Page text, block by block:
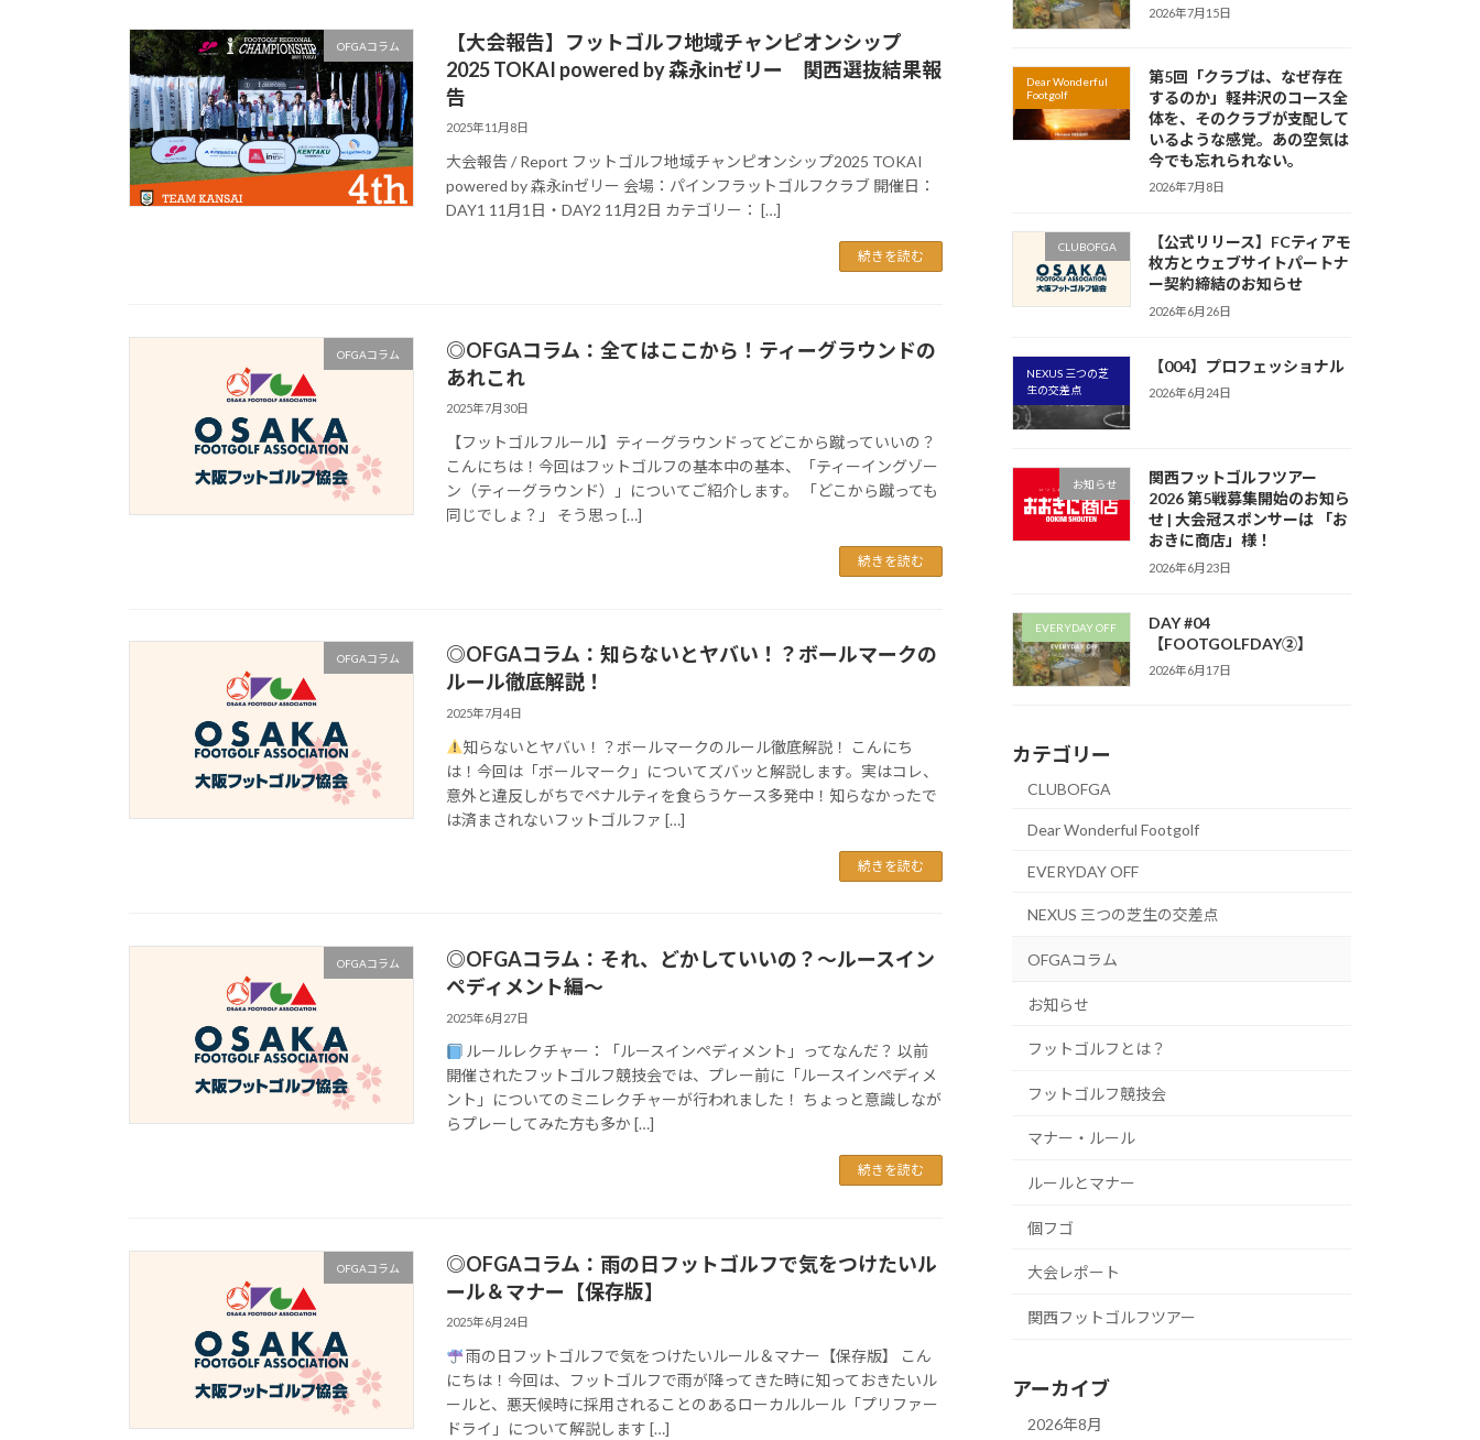
OFGAコラム
【大会報告】フットゴルフ地域チャンピオンシップ
2025 TOKAI powered by 森永inゼリー 関西選抜結果報
告
2025年11月8日
大会報告 / Report フットゴルフ地域チャンピオンシップ2025 TOKAI
powered by 森永inゼリー 会場：パインフラットゴルフクラブ 開催日：
DAY1 11月1日・DAY2 11月2日 カテゴリー： […]
続きを読む
OFGAコラム
◎OFGAコラム：全てはここから！ティーグラウンドの
あれこれ
2025年7月30日
【フットゴルフルール】ティーグラウンドってどこから蹴っていいの？
こんにちは！今回はフットゴルフの基本中の基本、「ティーイングゾー
ン（ティーグラウンド）」についてご紹介します。 「どこから蹴っても
同じでしょ？」 そう思っ […]
続きを読む
OFGAコラム
◎OFGAコラム：知らないとヤバい！？ボールマークの
ルール徹底解説！
2025年7月4日
知らないとヤバい！？ボールマークのルール徹底解説！ こんにち
は！今回は「ボールマーク」についてズバッと解説します。実はコレ、
意外と違反しがちでペナルティを食らうケース多発中！知らなかったで
は済まされないフットゴルファ […]
続きを読む
OFGAコラム
◎OFGAコラム：それ、どかしていいの？〜ルースイン
ペディメント編〜
2025年6月27日
ルールレクチャー：「ルースインペディメント」ってなんだ？ 以前
開催されたフットゴルフ競技会では、プレー前に「ルースインペディメ
ント」についてのミニレクチャーが行われました！ ちょっと意識しなが
らプレーしてみた方も多か […]
続きを読む
OFGAコラム
◎OFGAコラム：雨の日フットゴルフで気をつけたいル
ール＆マナー【保存版】
2025年6月24日
雨の日フットゴルフで気をつけたいルール＆マナー【保存版】 こん
にちは！今回は、フットゴルフで雨が降ってきた時に知っておきたいル
ールと、悪天候時に採用されることのあるローカルルール「プリファー
ドライ」について解説します […]
2026年7月15日
Dear Wonderful
Footgolf
第5回「クラブは、なぜ存在
するのか」軽井沢のコース全
体を、そのクラブが支配して
いるような感覚。あの空気は
今でも忘れられない。
2026年7月8日
CLUBOFGA
【公式リリース】FCティアモ
枚方とウェブサイトパートナ
ー契約締結のお知らせ
2026年6月26日
NEXUS 三つの芝
生の交差点
【004】プロフェッショナル
2026年6月24日
お知らせ
関西フットゴルフツアー
2026 第5戦募集開始のお知ら
せ | 大会冠スポンサーは 「お
おきに商店」様！
2026年6月23日
EVERYDAY OFF
DAY #04
【FOOTGOLFDAY②】
2026年6月17日
カテゴリー
CLUBOFGA
Dear Wonderful Footgolf
EVERYDAY OFF
NEXUS 三つの芝生の交差点
OFGAコラム
お知らせ
フットゴルフとは？
フットゴルフ競技会
マナー・ルール
ルールとマナー
個フゴ
大会レポート
関西フットゴルフツアー
アーカイブ
2026年8月